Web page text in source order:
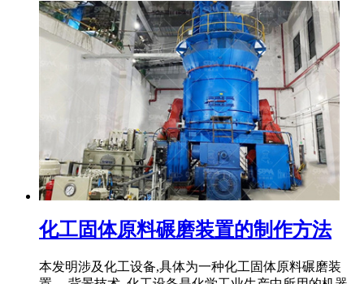
化工固体原料碾磨装置的制作方法
本发明涉及化工设备,具体为一种化工固体原料碾磨装